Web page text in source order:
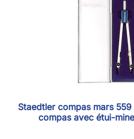
Staedtler compas mars
compas avec étui-